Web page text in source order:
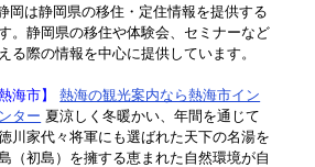
岡は静岡県の移住・定住情報を提供する
。静岡県の移住や体験会、セミナーなど
る際の情報を中心に提供しています。
海市】
熱海の観光案内なら熱海市イン
ター 夏涼しく冬暖かい、年間を通じて
川家代々将軍にも選ばれた天下の名湯を
（初島）を擁する恵まれた自然環境が自